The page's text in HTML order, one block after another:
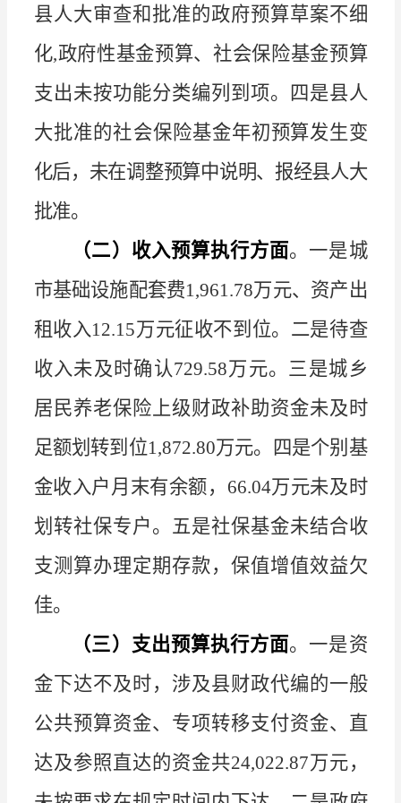
县人大审查和批准的政府预算草案不细
化,政府性基金预算、社会保险基金预算
支出未按功能分类编列到项。四是县人
大批准的社会保险基金年初预算发生变
化后，未在调整预算中说明、报经县人大
批准。
（二）收入预算执行方面。一是城
市基础设施配套费1,961.78万元、资产出
租收入12.15万元征收不到位。二是待查
收入未及时确认729.58万元。三是城乡
居民养老保险上级财政补助资金未及时
足额划转到位1,872.80万元。四是个别基
金收入户月末有余额， 66.04万元未及时
划转社保专户。五是社保基金未结合收
支测算办理定期存款，保值增值效益欠
佳。
（三）支出预算执行方面。一是资
金下达不及时，涉及县财政代编的一般
公共预算资金、专项转移支付资金、直
达及参照直达的资金共24,022.87万元，